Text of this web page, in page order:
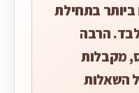
בתחילת
הרבה
מקבלות
השאלות